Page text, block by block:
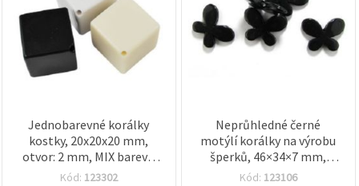
Jednobarevné korálky
kostky, 20x20x20 mm,
otvor: 2 mm, MIX barev -
45 g (~5 ks)
Kód: 123302
Neprůhledné černé
motýlí korálky na výrobu
šperků, 46×34×7 mm,
otvor 3 mm, 50 g – 7 ks
Kód: 123106